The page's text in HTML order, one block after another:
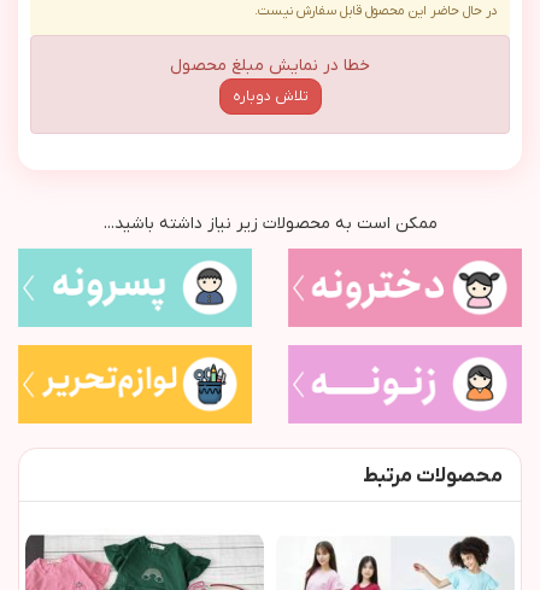
در حال حاضر این محصول قابل سفارش نیست.
خطا در نمایش مبلغ محصول
تلاش دوباره
ممکن است به محصولات زیر نیاز داشته باشید...
محصولات مرتبط